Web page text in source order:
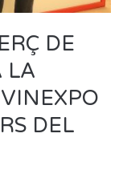
DE
LA
DEL